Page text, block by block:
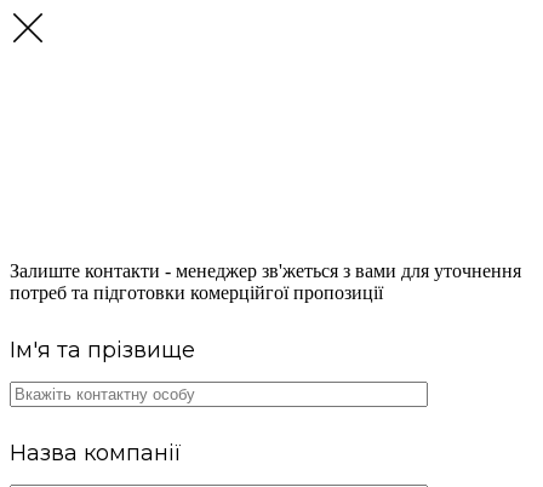
Залиште контакти - менеджер зв'жеться з вами для уточнення
потреб та підготовки комерційгої пропозиції
Ім'я та прізвище
Назва компанії